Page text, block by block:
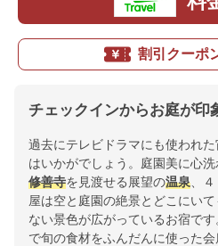
割引クーポ
チェックインからお庭が印
過去にテレビドラマにも使われ
はいかがでしょう。庭園美に心洗
修善寺を見渡せる展望の温泉 、
屋は空と庭園の絶景とどこにい
ない景色が広がっているお宿で
で旬の食材をふんだんに使った